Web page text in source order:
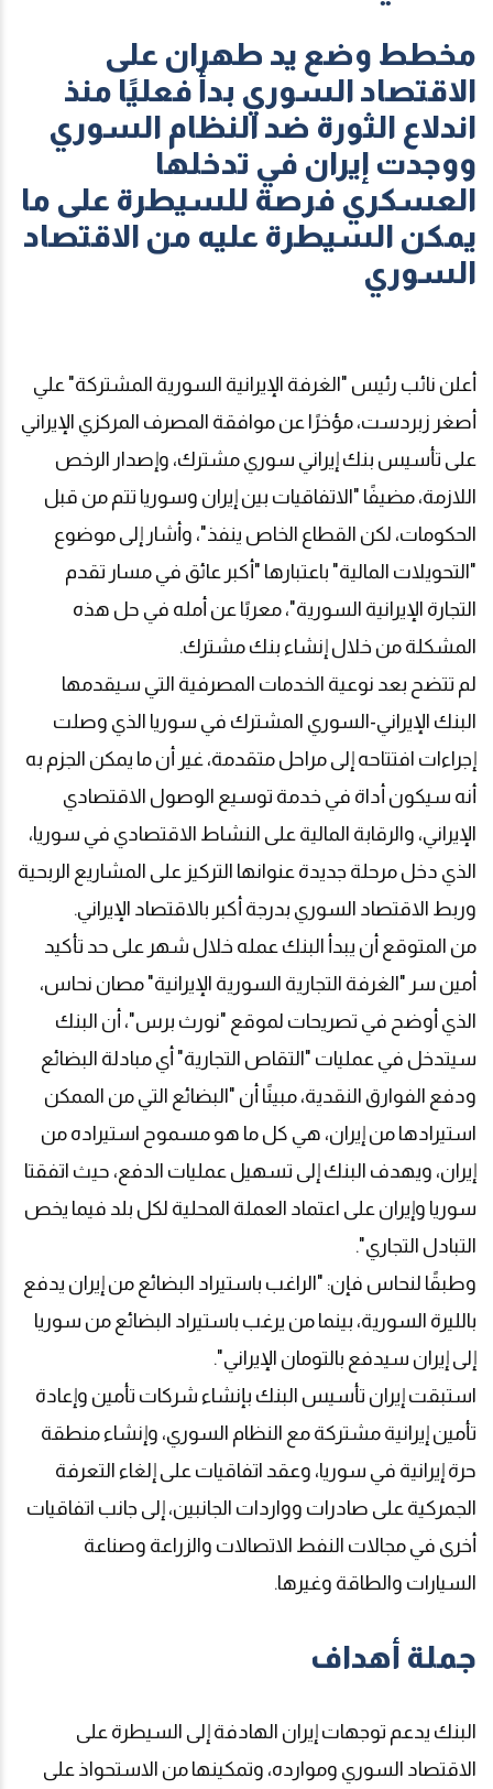
مخطط وضع يد طهران على
الاقتصاد السوري بدأ فعليًا منذ
اندلاع الثورة ضد النظام السوري
ووجدت إيران في تدخلها
العسكري فرصة للسيطرة على ما
يمكن السيطرة عليه من الاقتصاد
السوري
أعلن نائب رئيس "الغرفة الإيرانية السورية المشتركة" علي
أصغر زبردست، مؤخرًا عن موافقة المصرف المركزي الإيراني
على تأسيس بنك إيراني سوري مشترك، وإصدار الرخص
اللازمة، مضيفًا "الاتفاقيات بين إيران وسوريا تتم من قبل
الحكومات، لكن القطاع الخاص ينفذ"، وأشار إلى موضوع
"التحويلات المالية" باعتبارها "أكبر عائق في مسار تقدم
التجارة الإيرانية السورية"، معربًا عن أمله في حل هذه
المشكلة من خلال إنشاء بنك مشترك.
لم تتضح بعد نوعية الخدمات المصرفية التي سيقدمها
البنك الإيراني-السوري المشترك في سوريا الذي وصلت
إجراءات افتتاحه إلى مراحل متقدمة، غير أن ما يمكن الجزم به
أنه سيكون أداة في خدمة توسيع الوصول الاقتصادي
الإيراني، والرقابة المالية على النشاط الاقتصادي في سوريا،
الذي دخل مرحلة جديدة عنوانها التركيز على المشاريع الربحية
وربط الاقتصاد السوري بدرجة أكبر بالاقتصاد الإيراني.
من المتوقع أن يبدأ البنك عمله خلال شهر على حد تأكيد
أمين سر "الغرفة التجارية السورية الإيرانية" مصان نحاس،
الذي أوضح في تصريحات لموقع "نورث برس"، أن البنك
سيتدخل في عمليات "التقاص التجارية" أي مبادلة البضائع
ودفع الفوارق النقدية، مبينًا أن "البضائع التي من الممكن
استيرادها من إيران، هي كل ما هو مسموح استيراده من
إيران، ويهدف البنك إلى تسهيل عمليات الدفع، حيث اتفقتا
سوريا وإيران على اعتماد العملة المحلية لكل بلد فيما يخص
التبادل التجاري".
وطبقًا لنحاس فإن: "الراغب باستيراد البضائع من إيران يدفع
بالليرة السورية، بينما من يرغب باستيراد البضائع من سوريا
إلى إيران سيدفع بالتومان الإيراني".
استبقت إيران تأسيس البنك بإنشاء شركات تأمين وإعادة
تأمين إيرانية مشتركة مع النظام السوري، وإنشاء منطقة
حرة إيرانية في سوريا، وعقد اتفاقيات على إلغاء التعرفة
الجمركية على صادرات وواردات الجانبين، إلى جانب اتفاقيات
أخرى في مجالات النفط الاتصالات والزراعة وصناعة
السيارات والطاقة وغيرها.
جملة أهداف
البنك يدعم توجهات إيران الهادفة إلى السيطرة على
الاقتصاد السوري وموارده، وتمكينها من الاستحواذ على